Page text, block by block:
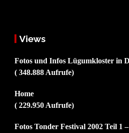
Views
Fotos und Infos Lügumkloster in
( 348.888 Aufrufe)
Home
( 229.950 Aufrufe)
Fotos Tonder Festival 2002 Teil 1